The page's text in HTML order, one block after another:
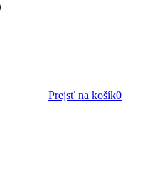
Prejsť na košík0